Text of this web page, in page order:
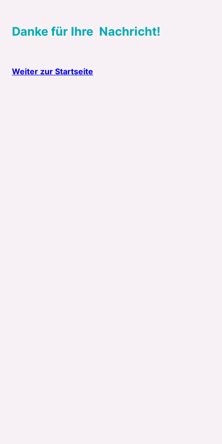
Danke für Ihre Nachricht!
Weiter zur Startseite